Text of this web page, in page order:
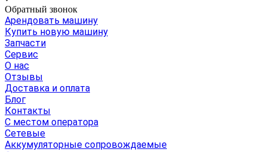
Обратный звонок
Арендовать машину
Купить новую машину
Запчасти
Сервис
О нас
Отзывы
Доставка и оплата
Блог
Контакты
С местом оператора
Сетевые
Аккумуляторные сопровождаемые